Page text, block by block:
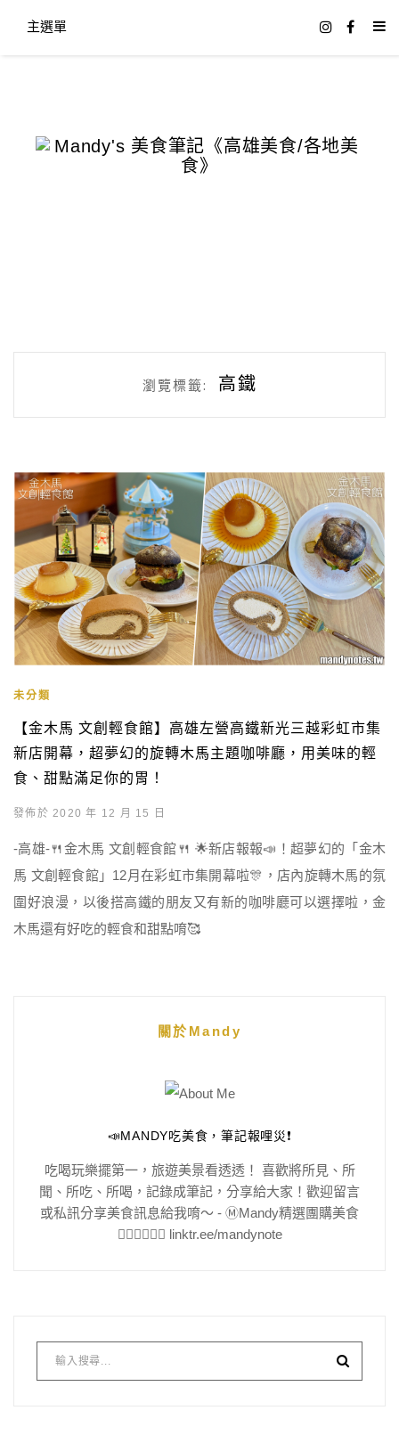
主選單
瀏覽標籤: 高鐵
未分類
【金木馬 文創輕食館】高雄左營高鐵新光三越彩虹市集
新店開幕，超夢幻的旋轉木馬主題咖啡廳，用美味的輕
食、甜點滿足你的胃！
發佈於 2020 年 12 月 15 日
-高雄-🍴金木馬 文創輕食館🍴 🌟新店報報📣！超夢幻的「金木
馬 文創輕食館」12月在彩虹市集開幕啦🎊，店內旋轉木馬的氛
圍好浪漫，以後搭高鐵的朋友又有新的咖啡廳可以選擇啦，金
木馬還有好吃的輕食和甜點唷🥰
關於Mandy
📣MANDY吃美食，筆記報哩災❗️
吃喝玩樂擺第一，旅遊美景看透透！ 喜歡將所見、所
聞、所吃、所喝，記錄成筆記，分享給大家！歡迎留言
或私訊分享美食訊息給我唷～ - Ⓜ️Mandy精選團購美食
👇🏻👇🏻👇🏻 linktr.ee/mandynote